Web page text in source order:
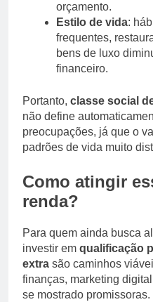
orçamento.
Estilo de vida:
frequentes,
bens de luxo
financeiro.
Portanto, classe social
não define
preocupações, já que o
padrões de vida muito
Como atingir
renda?
Para quem ainda busca
investir em qualificação
extra são caminhos
finanças, marketing
se mostrado promissoras.